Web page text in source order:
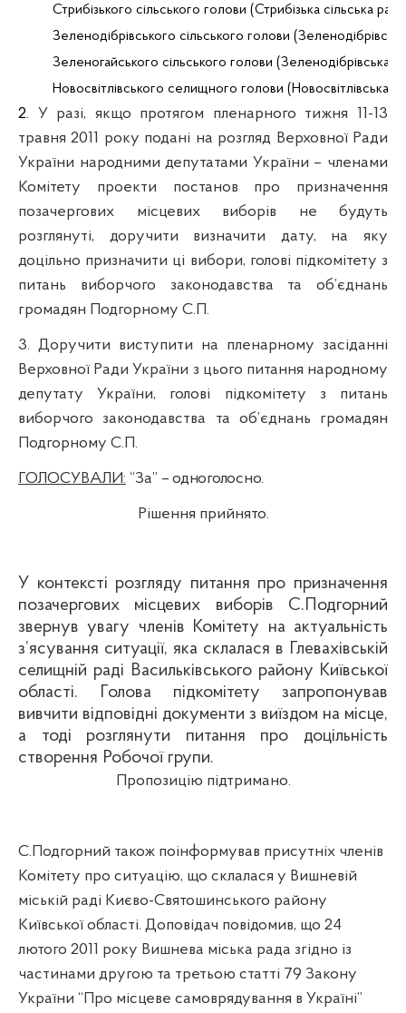
Стрибізького сільського голови (Стрибізька сільська
Зеленодібрівського сільського голови (Зеленодібрівська
Зеленогайського сільського голови (Зеленодібрівська
Новосвітлівського селищного голови ( Новосвітлівська
2. У разі, якщо протягом пленарного тижня 11-13
травня 2011 року подані на розгляд Верховної Ради
України народними депутатами України – членами
Комітету проекти постанов про призначення
позачергових місцевих виборів не будуть
розглянуті, доручити визначити дату, на яку
доцільно призначити ці вибори, голові підкомітету з
питань виборчого законодавства та об’єднань
громадян Подгорному С.П.
3. Доручити виступити на пленарному засіданні
Верховної Ради України з цього питання народному
депутату України, голові підкомітету з питань
виборчого законодавства та об’єднань громадян
Подгорному С.П.
ГОЛОСУВАЛИ: “За” – одноголосно.
Рішення прийнято.
У контексті розгляду питання про призначення
позачергових місцевих виборів С. Подгорний
звернув увагу членів Комітету на актуальність
з’ясування ситуації, яка склалася в Глевахівській
селищній раді Васильківського району Київської
області. Голова підкомітету запропонував
вивчити відповідні документи з виїздом на місце,
а тоді розглянути питання про доцільність
створення Робочої групи.
Пропозицію підтримано.
С.Подгорний також поінформував присутніх членів
Комітету про ситуацію, що склалася у Вишневій
міській раді Києво-Святошинського району
Київської області. Доповідач повідомив, що 24
лютого 2011 року Вишнева міська рада згідно із
частинами другою та третьою статті 79 Закону
України “Про місцеве самоврядування в Україні”